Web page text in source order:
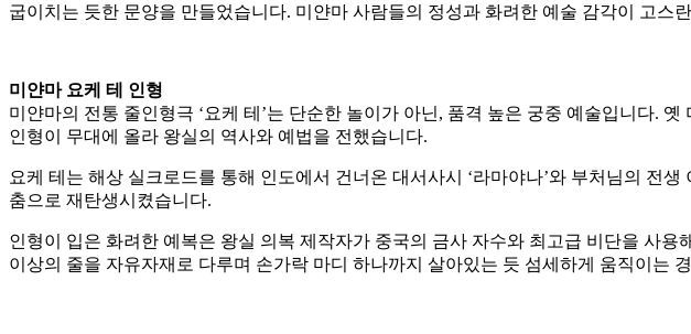
굽이치는 듯한 문양을 만들었습니다. 미얀마 사람들의 정성과 화려한 예술 감각이 고스
미얀마 요케 테 인형
미얀마의 전통 줄인형극 ‘요케 테’는 단순한 놀이가 아닌, 품격 높은 궁중 예술입니다.
인형이 무대에 올라 왕실의 역사와 예법을 전했습니다.
요케 테는 해상 실크로드를 통해 인도에서 건너온 대서사시 ‘라마야나’와 부처님의 전
춤으로 재탄생시켰습니다.
인형이 입은 화려한 예복은 왕실 의복 제작자가 중국의 금사 자수와 최고급 비단을 사
이상의 줄을 자유자재로 다루며 손가락 마디 하나까지 살아있는 듯 섬세하게 움직이는